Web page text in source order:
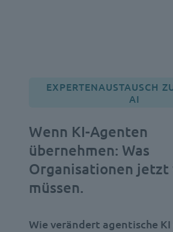
EXPERTENAUSTAUSCH
AI
Wenn KI-Agenten
übernehmen: Was
Organisationen jetzt
müssen.
Wie verändert agentische KI